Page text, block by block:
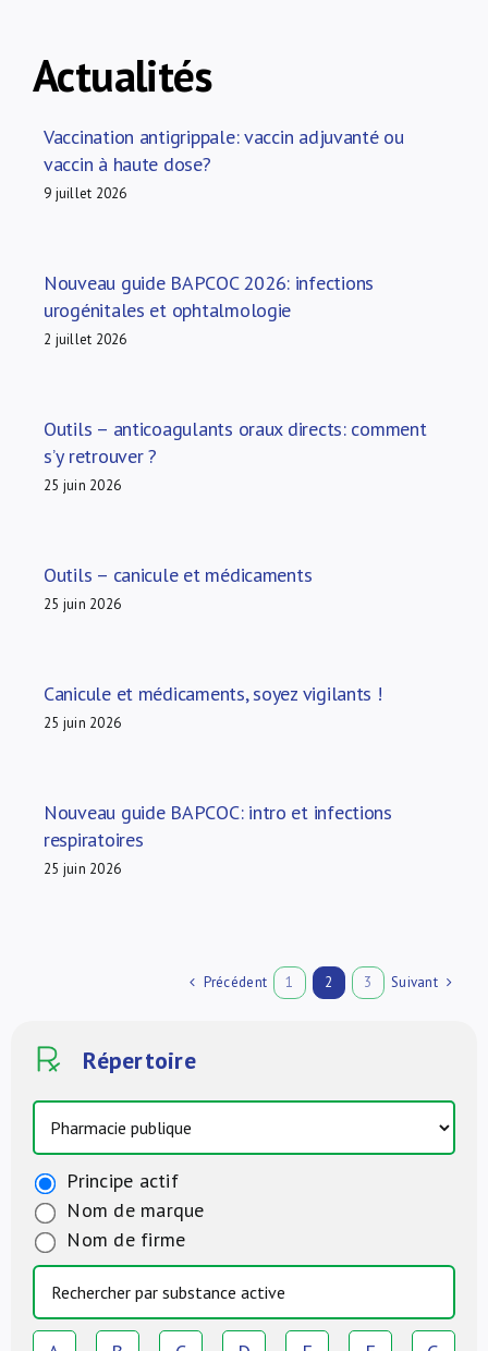
Actualités
Vaccination antigrippale: vaccin adjuvanté ou
vaccin à haute dose?
9 juillet 2026
Nouveau guide BAPCOC 2026: infections
urogénitales et ophtalmologie
2 juillet 2026
Outils – anticoagulants oraux directs: comment
s’y retrouver ?
25 juin 2026
Outils – canicule et médicaments
25 juin 2026
Canicule et médicaments, soyez vigilants !
25 juin 2026
Nouveau guide BAPCOC: intro et infections
respiratoires
25 juin 2026
Précédent 1 2 3 Suivant
Répertoire
Principe actif
Nom de marque
Nom de firme